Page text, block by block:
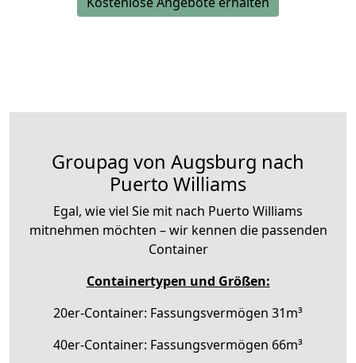
Groupag von Augsburg nach
Puerto Williams
Egal, wie viel Sie mit nach Puerto Williams
mitnehmen möchten – wir kennen die passenden
Container
Containertypen und Größen:
20er-Container: Fassungsvermögen 31m³
40er-Container: Fassungsvermögen 66m³